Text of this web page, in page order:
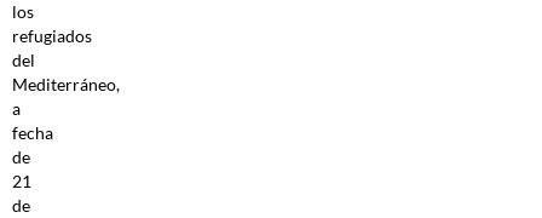
los
refugiados
del
Mediterráneo,
a
fecha
de
21
de